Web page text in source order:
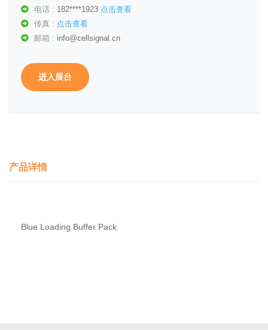
电话 : 182****1923 点击查看
传真 : 点击查看
邮箱 : info@cellsignal.cn
进入展台
产品详情
Blue Loading Buffer Pack